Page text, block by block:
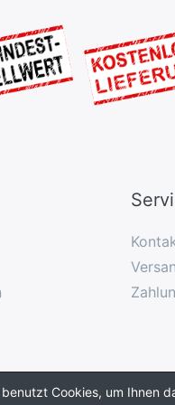
Cookies, um Ihnen